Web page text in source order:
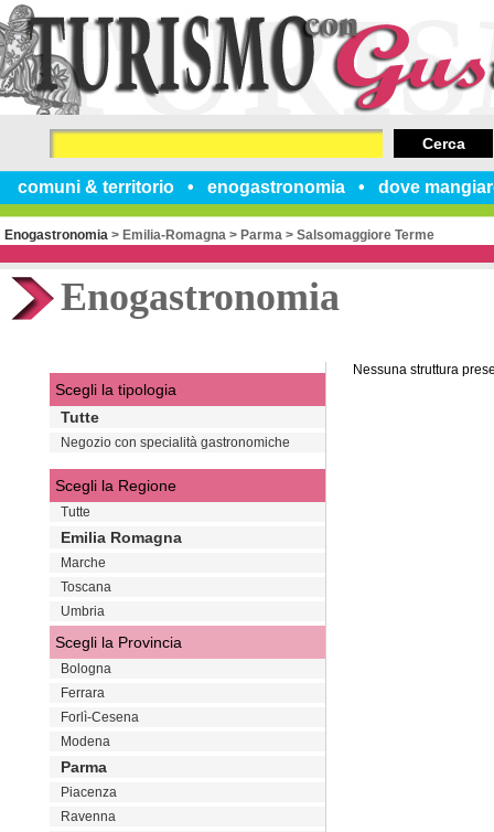
comuni & territorio enogastronomia dove
Cerca
Enogastronomia > Emilia-Romagna > Parma > Salsomaggiore Terme
Enogastronomia
Nessuna struttura
Scegli la tipologia
Tutte
Negozio con specialità gastronomiche
Scegli la Regione
Tutte
Emilia Romagna
Marche
Toscana
Umbria
Scegli la Provincia
Bologna
Ferrara
Forlì-Cesena
Modena
Parma
Piacenza
Ravenna